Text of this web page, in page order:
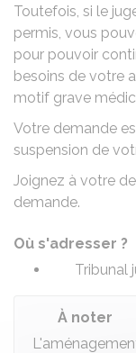
Toutefois, si le
permis, vous
pour pouvoir
besoins de votre
motif grave
Votre demande
suspension de
Joignez à votre
demande.
Où s'adresser ?
Tribunal
À noter